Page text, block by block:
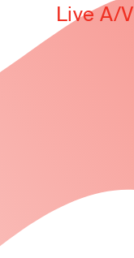
Live A/V